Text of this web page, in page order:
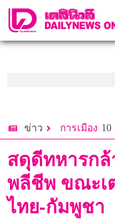
ข่าว การเมือง 10
สดุดีทหารกล้
พลีชีพ ขณะเ
ไทย-กัมพูชา